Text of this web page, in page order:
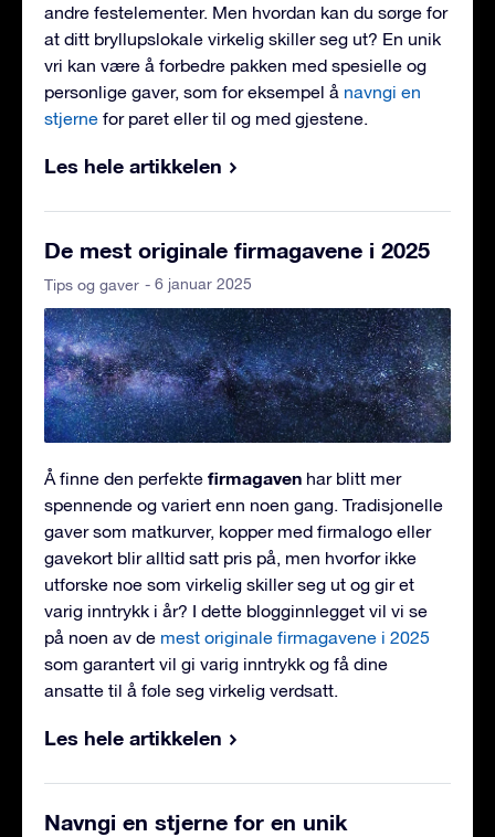
andre festelementer. Men hvordan kan du sørge for
at ditt bryllupslokale virkelig skiller seg ut? En unik
vri kan være å forbedre pakken med spesielle og
personlige gaver, som for eksempel å navngi en
stjerne for paret eller til og med gjestene.
Les hele artikkelen
De mest originale firmagavene i 2025
Tips og gaver - 6 januar 2025
Å finne den perfekte firmagaven har blitt mer
spennende og variert enn noen gang. Tradisjonelle
gaver som matkurver, kopper med firmalogo eller
gavekort blir alltid satt pris på, men hvorfor ikke
utforske noe som virkelig skiller seg ut og gir et
varig inntrykk i år? I dette blogginnlegget vil vi se
på noen av de mest originale firmagavene i 2025
som garantert vil gi varig inntrykk og få dine
ansatte til å føle seg virkelig verdsatt.
Les hele artikkelen
Navngi en stjerne for en unik